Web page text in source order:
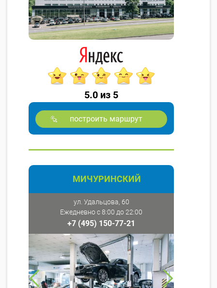
5.0 из 5
построить маршрут
МИЧУРИНСКИЙ
ул. Удальцова, 60
Ежедневно с 8:00 до 22:00
+7 (495) 150-77-21